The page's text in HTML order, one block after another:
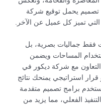
تصميم يحمل توقيع شركة
تميز كل عميل عن الآخر.
فقط جماليات بصرية، بل
المساحات ويضمن
مع شركة ديكور في
استراتيجي يمنحك نتائج
برامج تصميم متقدمة
الفعلي، مما يزيد من